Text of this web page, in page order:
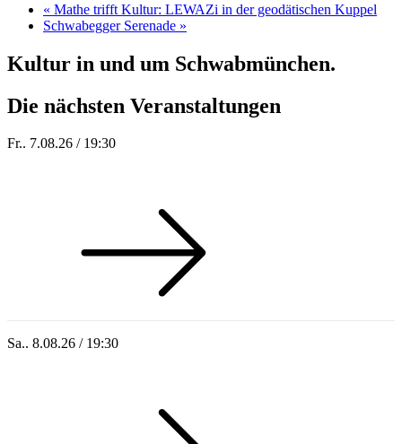
« Mathe trifft Kultur: LEWAZi in der geodätischen Kuppel
Schwabegger Serenade »
Kultur in und um Schwabmünchen.
Die nächsten Veranstaltungen
Fr.. 7.08.26 / 19:30
Sa.. 8.08.26 / 19:30